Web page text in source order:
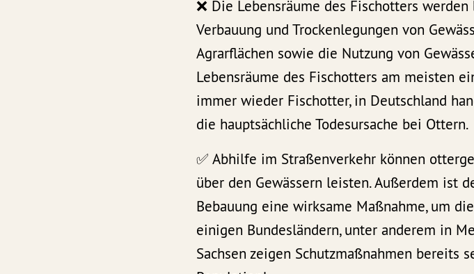
❌ Die Lebensräume des Fischotters
Verbauung und Trockenlegungen von
Agrarflächen sowie die Nutzung von
Lebensräume des Fischotters am meisten
immer wieder Fischotter, in Deutschland
die hauptsächliche Todesursache bei Ottern.
✅ Abhilfe im Straßenverkehr können
über den Gewässern leisten. Außerdem ist
Bebauung eine wirksame Maßnahme, um
einigen Bundesländern, unter anderem in
Sachsen zeigen Schutzmaßnahmen bereits